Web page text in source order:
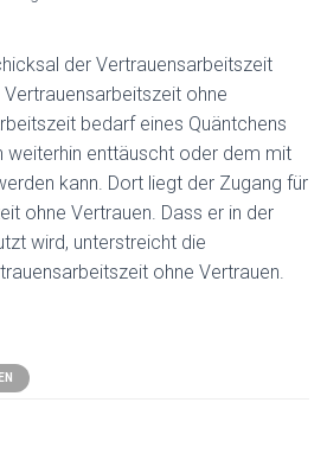
der Vertrauensarbeitszeit
ohne
bedarf eines Quäntchens
weiterhin enttäuscht oder dem mit
kann. Dort liegt der Zugang für
ohne Vertrauen. Dass er in der
wird, unterstreicht die
ohne Vertrauen.